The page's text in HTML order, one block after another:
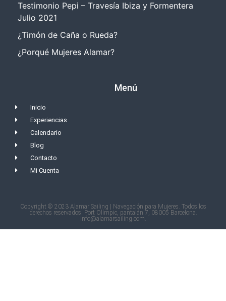
Testimonio Pepi – Travesía Ibiza y Formentera
Julio 2021
¿Timón de Caña o Rueda?
¿Porqué Mujeres Alamar?
Menú
Inicio
Experiencias
Calendario
Blog
Contacto
Mi Cuenta
Copyright © 2023 Alamar Sailing | Navegación para Mujeres. Todos los
derechos reservados. Port Olímpic, pantalán 7, 08005 Barcelona.
info@alamarsailing.com.